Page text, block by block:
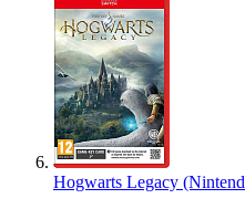
Hogwarts Legacy